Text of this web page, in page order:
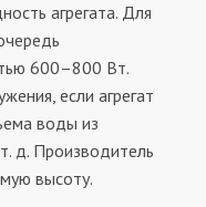
агрегата. Для
600–800 Вт.
если агрегат
воды из
д. Производитель
высоту.